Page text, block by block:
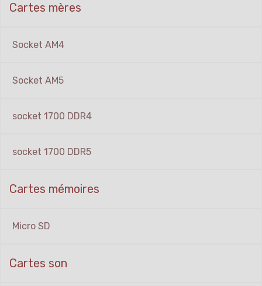
Cartes mères
Socket AM4
Socket AM5
socket 1700 DDR4
socket 1700 DDR5
Cartes mémoires
Micro SD
Cartes son